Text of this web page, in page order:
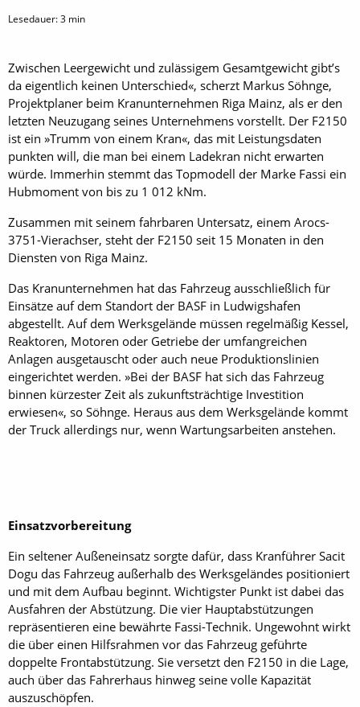
Lesedauer:3 min
Zwischen Leergewicht und zulässigem Gesamtgewicht gibt’s
da eigentlich keinen Unterschied«, scherzt Markus Söhnge,
Projektplaner beim Kranunternehmen Riga Mainz, als er den
letzten Neuzugang seines Unternehmens vorstellt. Der F2150
ist ein »Trumm von einem Kran«, das mit Leistungsdaten
punkten will, die man bei einem Ladekran nicht erwarten
würde. Immerhin stemmt das Topmodell der Marke Fassi ein
Hubmoment von bis zu 1 012 kNm.
Zusammen mit seinem fahrbaren Untersatz, einem Arocs-
3751-Vierachser, steht der F2150 seit 15 Monaten in den
Diensten von Riga Mainz.
Das Kranunternehmen hat das Fahrzeug ausschließlich für
Einsätze auf dem Standort der BASF in Ludwigshafen
abgestellt. Auf dem Werksgelände müssen regelmäßig Kessel,
Reaktoren, Motoren oder Getriebe der umfangreichen
Anlagen ausgetauscht oder auch neue Produktionslinien
eingerichtet werden. »Bei der BASF hat sich das Fahrzeug
binnen kürzester Zeit als zukunftsträchtige Investition
erwiesen«, so Söhnge. Heraus aus dem Werksgelände kommt
der Truck allerdings nur, wenn Wartungsarbeiten anstehen.
Einsatzvorbereitung
Ein seltener Außeneinsatz sorgte dafür, dass Kranführer Sacit
Dogu das Fahrzeug außerhalb des Werksgeländes positioniert
und mit dem Aufbau beginnt. Wichtigster Punkt ist dabei das
Ausfahren der Abstützung. Die vier Hauptabstützungen
repräsentieren eine bewährte Fassi-Technik. Ungewohnt wirkt
die über einen Hilfsrahmen vor das Fahrzeug geführte
doppelte Frontabstützung. Sie versetzt den F2150 in die Lage,
auch über das Fahrerhaus hinweg seine volle Kapazität
auszuschöpfen.